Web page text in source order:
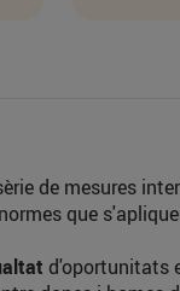
de mesures
que
d'oportunitats